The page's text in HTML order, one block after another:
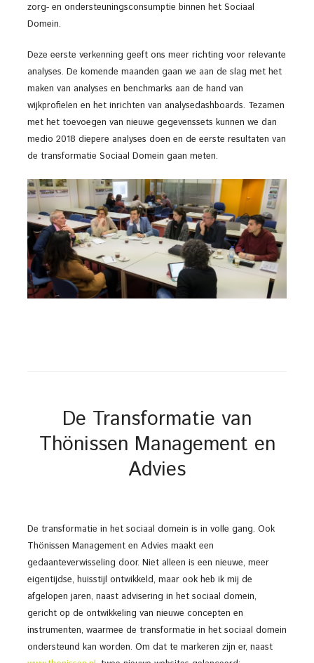
zorg- en ondersteuningsconsumptie binnen het Sociaal
Domein.
Deze eerste verkenning geeft ons meer richting voor relevante
analyses. De komende maanden gaan we aan de slag met het
maken van analyses en benchmarks aan de hand van
wijkprofielen en het inrichten van analysedashboards. Tezamen
met het toevoegen van nieuwe gegevenssets kunnen we dan
medio 2018 diepere analyses doen en de eerste resultaten van
de transformatie Sociaal Domein gaan meten.
De Transformatie van
Thönissen Management en
Advies
De transformatie in het sociaal domein is in volle gang. Ook
Thönissen Management en Advies maakt een
gedaanteverwisseling door. Niet alleen is een nieuwe, meer
eigentijdse, huisstijl ontwikkeld, maar ook heb ik mij de
afgelopen jaren, naast advisering in het sociaal domein,
gericht op de ontwikkeling van nieuwe concepten en
instrumenten, waarmee de transformatie in het sociaal domein
ondersteund kan worden. Om dat te markeren zijn er, naast